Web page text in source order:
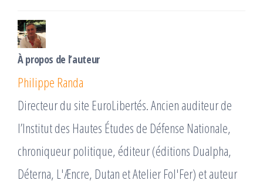
À propos de l’auteur
Philippe Randa
Directeur du site EuroLibertés. Ancien auditeur de
l’Institut des Hautes Études de Défense Nationale,
chroniqueur politique, éditeur (éditions Dualpha,
Déterna, L'Æncre, Dutan et Atelier Fol'Fer) et auteur